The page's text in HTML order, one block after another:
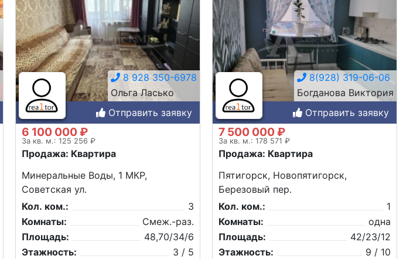
8 928 350-6978
Ольга Ласько
Отправить заявку
6 100 000 ₽
За кв. м.: 125 256 ₽
Продажа: Квартира
Минеральные Воды, 1 МКР,
Советская ул.
Кол. ком.:
3
Комнаты:
Смеж.-раз.
Площадь:
48,70/34/6
Этажность:
3 / 5
8(928) 319-06-06
Богданова Виктория
Отправить заявку
7 500 000 ₽
За кв. м.: 178 571 ₽
Продажа: Квартира
Пятигорск, Новопятигорск,
Березовый пер.
Кол. ком.:
1
Комнаты:
одна
Площадь:
42/23/12
Этажность:
9 / 10